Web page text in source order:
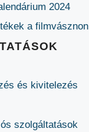
2024
a filmvásznon
és kivitelezés
szolgáltatások